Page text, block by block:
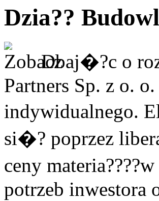
Dzia??
Dbaj�?c o
Partners Sp. z o.
indywidualnego.
si�? poprzez
ceny
potrzeb inwestora